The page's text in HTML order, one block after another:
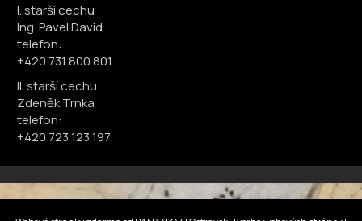
I. starší cechu
Ing. Pavel David
telefon:
+420 731 800 801
II. starší cechu
Zdeněk Trnka
telefon:
+420 723 123 197